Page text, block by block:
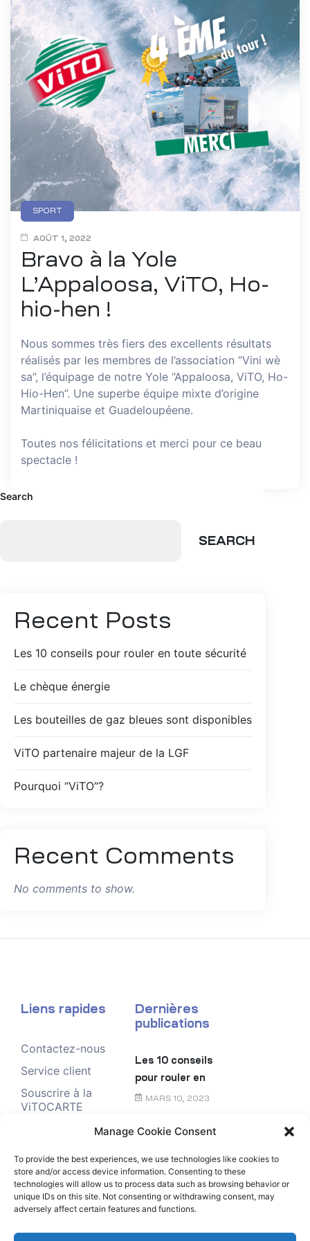
Manage Cookie Consent
To provide the best experiences, we use technologies like cookies to
store and/or access device information. Consenting to these
technologies will allow us to process data such as browsing behavior or
unique IDs on this site. Not consenting or withdrawing consent, may
adversely affect certain features and functions.
SPORT
AOÛT 1, 2022
Bravo à la Yole
L’Appaloosa, ViTO, Ho-
hio-hen !
Nous sommes très fiers des excellents résultats
réalisés par les membres de l’association “Vini wè
sa”, l’équipage de notre Yole “Appaloosa, ViTO, Ho-
Hio-Hen”. Une superbe équipe mixte d’origine
Martiniquaise et Guadeloupéene.
Toutes nos félicitations et merci pour ce beau
spectacle !
Search
SEARCH
Recent Posts
Les 10 conseils pour rouler en toute sécurité
Le chèque énergie
Les bouteilles de gaz bleues sont disponibles
ViTO partenaire majeur de la LGF
Pourquoi “ViTO”?
Recent Comments
No comments to show.
Liens rapides
Contactez-nous
Service client
Souscrire à la
ViTOCARTE
Dernières
publications
Les 10 conseils
pour rouler en
toute sécurité
MARS 10, 2023
Le chèque
FÉVRIER 6, 2023